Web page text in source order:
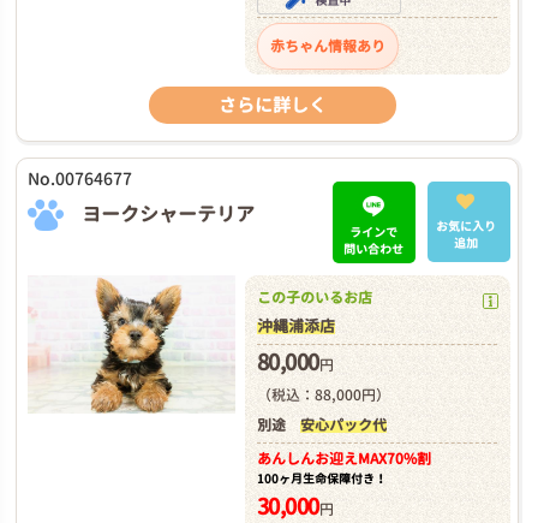
赤ちゃん情報あり
さらに詳しく
No.00764677
ヨークシャーテリア
ラインで
問い合わせ
お気に入り
追加
この子のいるお店
沖縄浦添店
80,000円
（税込：88,000円）
別途 安心パック代
あんしんお迎えMAX70%割
100ヶ月生命保障付き！
30,000円